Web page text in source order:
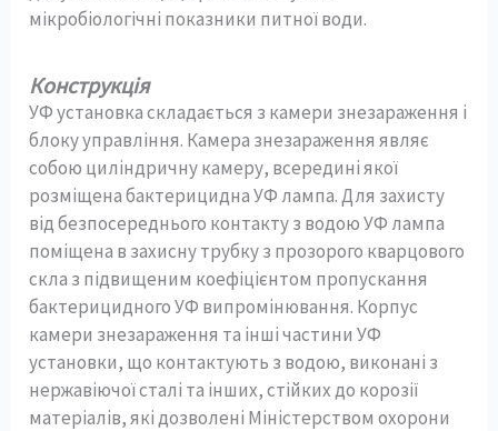
мікробіологічні показники питної води.
Конструкція
УФ установка складається з камери знезараження і
блоку управління. Камера знезараження являє
собою циліндричну камеру, всередині якої
розміщена бактерицидна УФ лампа. Для захисту
від безпосереднього контакту з водою УФ лампа
поміщена в захисну трубку з прозорого кварцового
скла з підвищеним коефіцієнтом пропускання
бактерицидного УФ випромінювання. Корпус
камери знезараження та інші частини УФ
установки, що контактують з водою, виконані з
нержавіючої сталі та інших, стійких до корозії
матеріалів, які дозволені Міністерством охорони